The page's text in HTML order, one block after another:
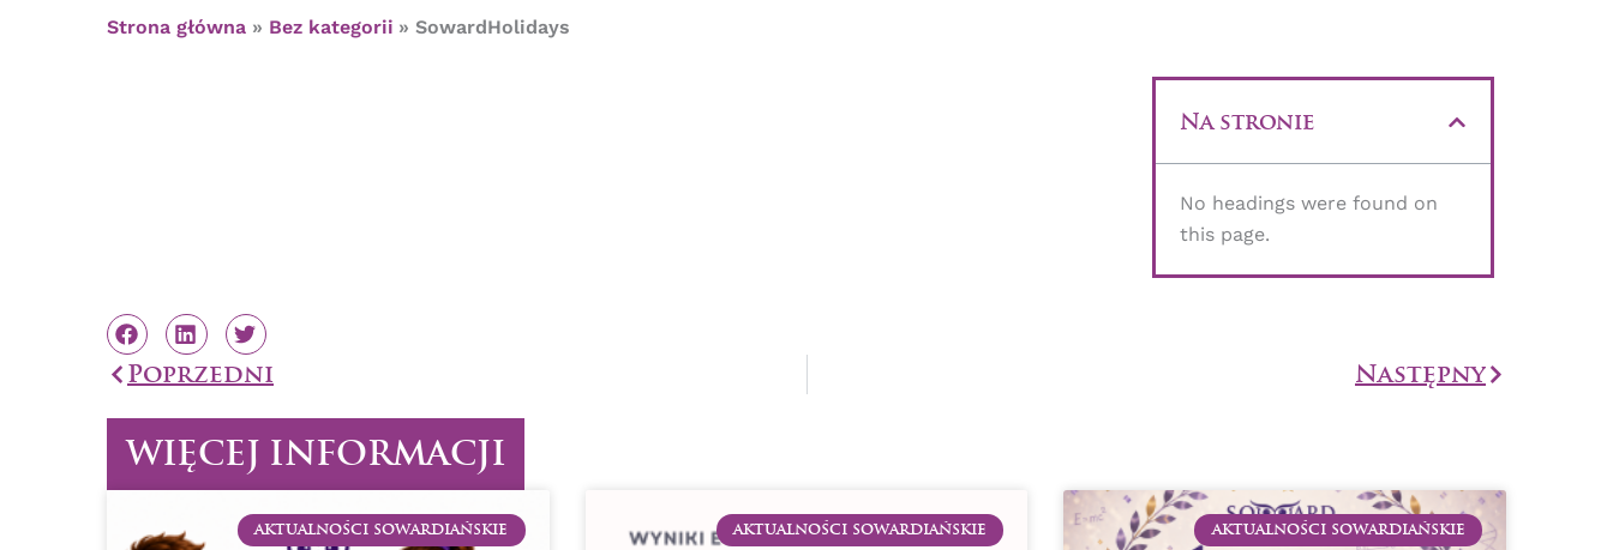
Strona główna Bez kategorii SowardHolidays
Na stronie
No headings were found on
this page.
PrevPoprzedni NastępnyNastępny
WIĘCEJ INFORMACJI
AKTUALNOŚCI SOWARDIAŃSKIE AKTUALNOŚCI SOWARDIAŃSKIE AKTUALNOŚCI SOWARDIAŃSKIE